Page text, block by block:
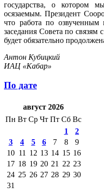
государства, о котором
осязаемым. Президент
что работа по озвученным
заседания Совета по связям
будет обязательно
Антон Кубицкий
ИАЦ «Кабар»
По дате
август 2026
Пн Вт Ср Чт Пт Сб Вс
1
2
3
4 5 6 7 8
9
10 11 12 13 14 15 16
17 18 19 20 21 22 23
24 25 26 27 28 29 30
31